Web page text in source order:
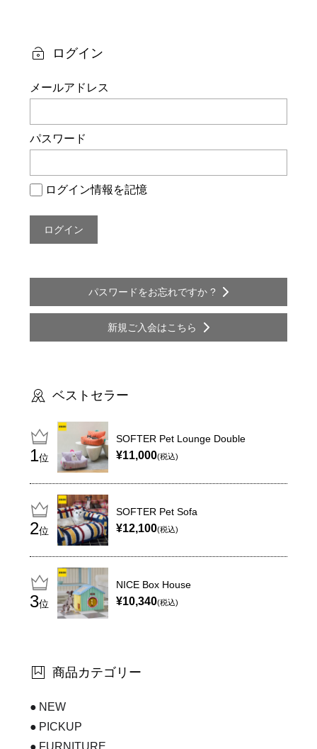
ー
シ
ョ
ン
ログイン
メールアドレス
パスワード
ログイン情報を記憶
パスワードをお忘れですか ?
新規ご入会はこちら
ベストセラー
位
SOFTER Pet Lounge Double
¥11,000(税込)
位
SOFTER Pet Sofa
¥12,100(税込)
位
NICE Box House
¥10,340(税込)
商品カテゴリー
NEW
PICKUP
FURNITURE